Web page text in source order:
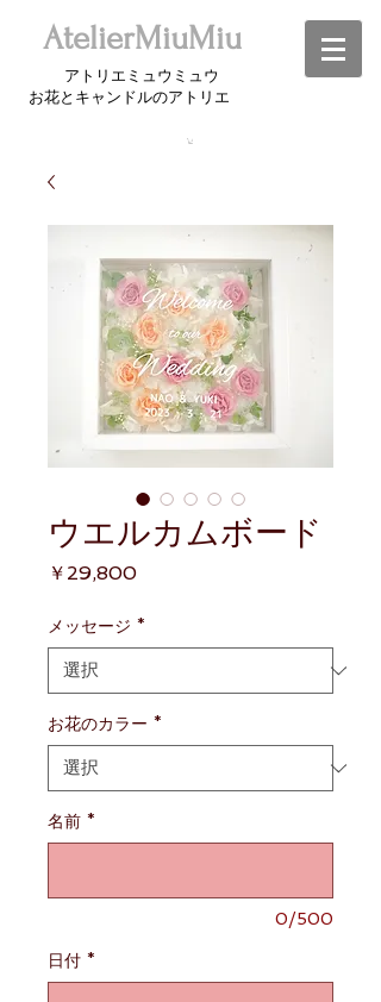
​AtelierMiuMiu
アトリエミュウミュウ
お花とキャンドルのアトリエ​
ウエルカムボード
￥29,800価
メッセージ *
お花のカラー *
名前 *
0/500
日付 *